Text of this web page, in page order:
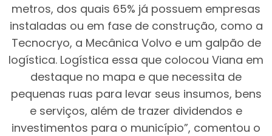
metros, dos quais 65% já possuem empresas
instaladas ou em fase de construção, como a
Tecnocryo, a Mecânica Volvo e um galpão de
logística. Logística essa que colocou Viana em
destaque no mapa e que necessita de
pequenas ruas para levar seus insumos, bens
e serviços, além de trazer dividendos e
investimentos para o município”, comentou o